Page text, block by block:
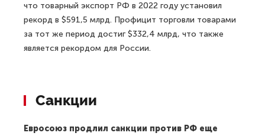
что товарный экспорт РФ в 2022 году установил
рекорд в $591,5 млрд. Профицит торговли товарами
за тот же период достиг $332,4 млрд, что также
является рекордом для России.
Санкции
Евросоюз продлил санкции против РФ еще